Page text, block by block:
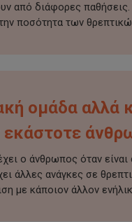
από διάφορες
ποσότητα των
ομάδα
ο άνθρωπος όταν
άλλες ανάγκες σε
με κάποιον άλλον